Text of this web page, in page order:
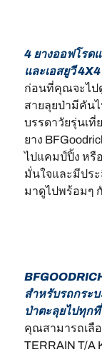
4 ยางออฟโรด
และเอสยูวี 4X4
ก่อนที่คุณจะไป
สายลุยป่ามีคัน
บรรดาวัยรุ่นเที่
ยาง
ไปแคมป์ปิ้ง หรื
มั่นใจและมีปร
มาดูไปพร้อมๆ
สำหรับรถกระ
ป่าตะลุยไปทุกที่
คุณสามารถเลื
TERRAIN T/